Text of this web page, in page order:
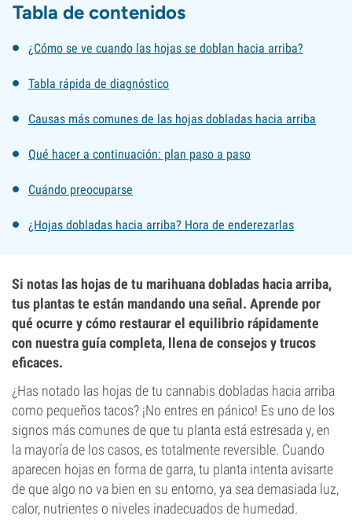
Tabla de contenidos
¿Cómo se ve cuando las hojas se doblan hacia arriba?
Tabla rápida de diagnóstico
Causas más comunes de las hojas dobladas hacia arriba
Qué hacer a continuación: plan paso a paso
Cuándo preocuparse
¿Hojas dobladas hacia arriba? Hora de enderezarlas
Si notas las hojas de tu marihuana dobladas hacia arriba,
tus plantas te están mandando una señal. Aprende por
qué ocurre y cómo restaurar el equilibrio rápidamente
con nuestra guía completa, llena de consejos y trucos
eficaces.
¿Has notado las hojas de tu cannabis dobladas hacia arriba
como pequeños tacos? ¡No entres en pánico! Es uno de los
signos más comunes de que tu planta está estresada y, en
la mayoría de los casos, es totalmente reversible. Cuando
aparecen hojas en forma de garra, tu planta intenta avisarte
de que algo no va bien en su entorno, ya sea demasiada luz,
calor, nutrientes o niveles inadecuados de humedad.